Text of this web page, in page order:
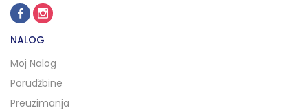
NALOG
Moj Nalog
Porudžbine
Preuzimanja